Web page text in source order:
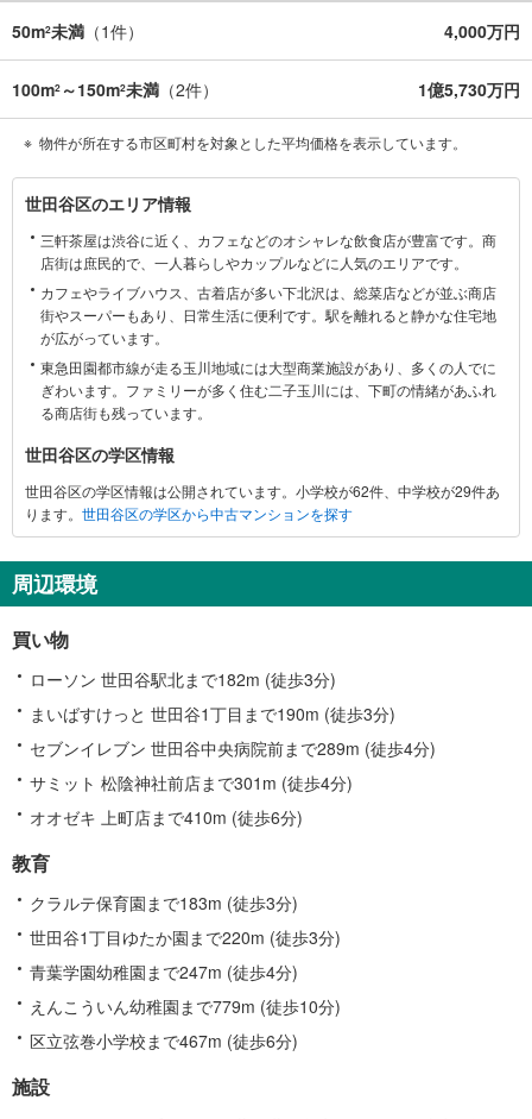
50m2未満 （1件） 4,000万円
100m2 ～150m2未満 （2件） 1億5,730万円
物件が所在する市区町村を対象とした平均価格を表示しています。
世
田
谷
区
に
関
す
る
世田谷区のエリア情報
三軒茶屋は渋谷に近く、カフェなどのオシャレな飲食店が豊富です。商
店街は庶民的で、一人暮らしやカップルなどに人気のエリアです。
カフェやライブハウス、古着店が多い下北沢は、総菜店などが並ぶ商店
街やスーパーもあり、日常生活に便利です。駅を離れると静かな住宅地
が広がっています。
東急田園都市線が走る玉川地域には大型商業施設があり、多くの人でに
ぎわいます。ファミリーが多く住む二子玉川には、下町の情緒があふれ
る商店街も残っています。
世田谷区の学区情報
世田谷区の学区情報は公開されています。小学校が62件、中学校が29件あ
ります。 世田谷区の学区から中古マンションを探す
周辺環境
買い物
ローソン 世田谷駅北まで182m (徒歩3分)
まいばすけっと 世田谷1丁目まで190m (徒歩3分)
セブンイレブン 世田谷中央病院前まで289m (徒歩4分)
サミット 松陰神社前店まで301m (徒歩4分)
オオゼキ 上町店まで410m (徒歩6分)
教育
クラルテ保育園まで183m (徒歩3分)
世田谷1丁目ゆたか園まで220m (徒歩3分)
青葉学園幼稚園まで247m (徒歩4分)
えんこういん幼稚園まで779m (徒歩10分)
区立弦巻小学校まで467m (徒歩6分)
施設